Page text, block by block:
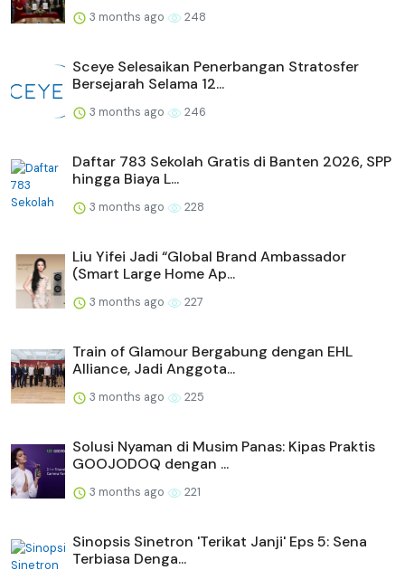
3 months ago 248
Sceye Selesaikan Penerbangan Stratosfer
Bersejarah Selama 12...
3 months ago 246
Daftar 783 Sekolah Gratis di Banten 2026, SPP
hingga Biaya L...
3 months ago 228
Liu Yifei Jadi “Global Brand Ambassador
(Smart Large Home Ap...
3 months ago 227
Train of Glamour Bergabung dengan EHL
Alliance, Jadi Anggota...
3 months ago 225
Solusi Nyaman di Musim Panas: Kipas Praktis
GOOJODOQ dengan ...
3 months ago 221
Sinopsis Sinetron 'Terikat Janji' Eps 5: Sena
Terbiasa Denga...